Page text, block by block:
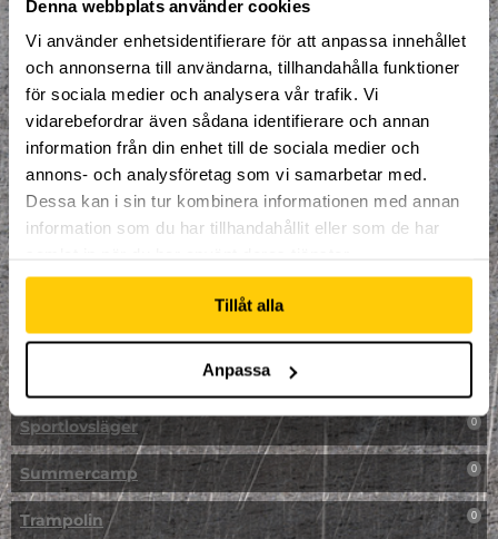
Denna webbplats använder cookies
Vi använder enhetsidentifierare för att anpassa innehållet
och annonserna till användarna, tillhandahålla funktioner
för sociala medier och analysera vår trafik. Vi
vidarebefordrar även sådana identifierare och annan
information från din enhet till de sociala medier och
annons- och analysföretag som vi samarbetar med.
Dessa kan i sin tur kombinera informationen med annan
information som du har tillhandahållit eller som de har
Tillåt alla
Anpassa
LAN
Multisport
Mässa
NPF-Träning
Parkour
Påsk på Dome
Påsklovsläger 0
Skateboard 0
Sportlovsläger 0
Summercamp 0
Trampolin 0